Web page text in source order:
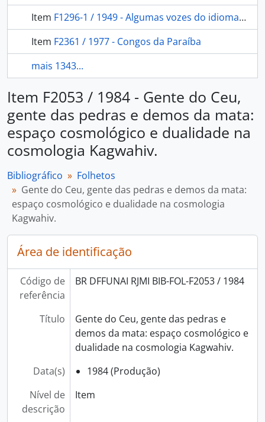
Item F1296-1 / 1949 - Algumas vozes do idioma Karipuna
Item F2361 / 1977 - Congos da Paraíba
mais 1343...
Item F2053 / 1984 - Gente do Ceu,
gente das pedras e demos da mata:
espaço cosmológico e dualidade na
cosmologia Kagwahiv.
Bibliográfico
Folhetos
Gente do Ceu, gente das pedras e demos da mata:
espaço cosmológico e dualidade na cosmologia
Kagwahiv.
Área de identificação
Código de
referência
BR DFFUNAI RJMI BIB-FOL-F2053 / 1984
Título
Gente do Ceu, gente das pedras e
demos da mata: espaço cosmológico e
dualidade na cosmologia Kagwahiv.
Data(s)
1984 (Produção)
Nível de
descrição
Item